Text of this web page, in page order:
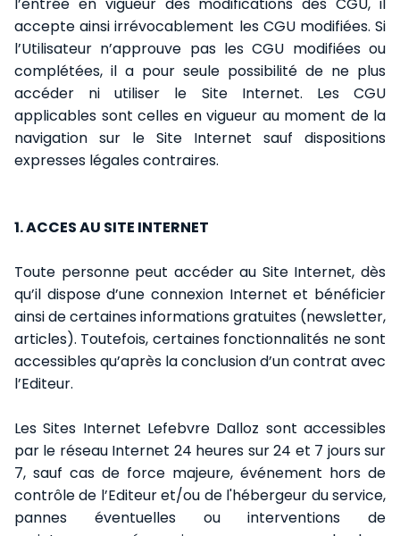
accepte ainsi irrévocablement les CGU modifiées. Si
l’Utilisateur n’approuve pas les CGU modifiées ou
complétées, il a pour seule possibilité de ne plus
accéder ni utiliser le Site Internet. Les CGU
applicables sont celles en vigueur au moment de la
navigation sur le Site Internet sauf dispositions
expresses légales contraires.
1. ACCES AU SITE INTERNET
Toute personne peut accéder au Site Internet, dès
qu’il dispose d’une connexion Internet et bénéficier
ainsi de certaines informations gratuites (newsletter,
articles). Toutefois, certaines fonctionnalités ne sont
accessibles qu’après la conclusion d’un contrat avec
l’Editeur.
Les Sites Internet Lefebvre Dalloz sont accessibles
par le réseau Internet 24 heures sur 24 et 7 jours sur
7, sauf cas de force majeure, événement hors de
contrôle de l’Editeur et/ou de l'hébergeur du service,
pannes éventuelles ou interventions de